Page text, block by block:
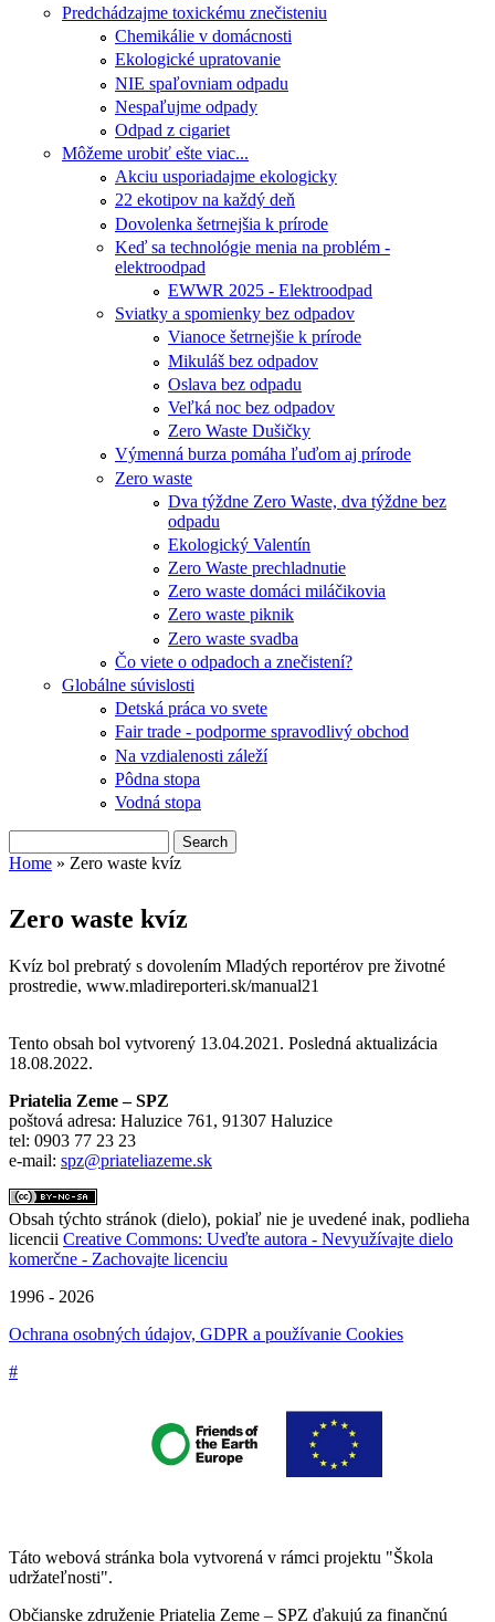
Predchádzajme toxickému znečisteniu
Chemikálie v domácnosti
Ekologické upratovanie
NIE spaľovniam odpadu
Nespaľujme odpady
Odpad z cigariet
Môžeme urobiť ešte viac...
Akciu usporiadajme ekologicky
22 ekotipov na každý deň
Dovolenka šetrnejšia k prírode
Keď sa technológie menia na problém -
elektroodpad
EWWR 2025 - Elektroodpad
Sviatky a spomienky bez odpadov
Vianoce šetrnejšie k prírode
Mikuláš bez odpadov
Oslava bez odpadu
Veľká noc bez odpadov
Zero Waste Dušičky
Výmenná burza pomáha ľuďom aj prírode
Zero waste
Dva týždne Zero Waste, dva týždne bez
odpadu
Ekologický Valentín
Zero Waste prechladnutie
Zero waste domáci miláčikovia
Zero waste piknik
Zero waste svadba
Čo viete o odpadoch a znečistení?
Globálne súvislosti
Detská práca vo svete
Fair trade - podporme spravodlivý obchod
Na vzdialenosti záleží
Pôdna stopa
Vodná stopa
Search form
Home » Zero waste kvíz
Zero waste kvíz
Kvíz bol prebratý s dovolením Mladých reportérov pre životné
prostredie, www.mladireporteri.sk/manual21
Tento obsah bol vytvorený 13.04.2021. Posledná aktualizácia
18.08.2022.
Priatelia Zeme – SPZ
poštová adresa: Haluzice 761, 91307 Haluzice
tel: 0903 77 23 23
e-mail: spz@priateliazeme.sk
Obsah týchto stránok (dielo), pokiaľ nie je uvedené inak, podlieha
licencii Creative Commons: Uveďte autora - Nevyužívajte dielo
komerčne - Zachovajte licenciu
1996 - 2026
Ochrana osobných údajov, GDPR a používanie Cookies
#
Táto webová stránka bola vytvorená v rámci projektu "Škola
udržateľnosti".
Občianske združenie Priatelia Zeme – SPZ ďakujú za finančnú